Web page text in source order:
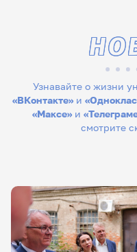
Узнавайте о жизни
«ВКонтакте»и
«Максе» и
смотрите